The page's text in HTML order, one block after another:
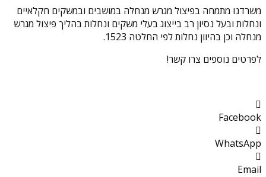
משרדנו מתמחה בפיצול מגרש מנחלה במושבים ובמשקים חקלאיים
ונחלות ובעל נסיון רב בייצוג בעלי משקים ונחלות בהליך פיצול מגרש
מנחלה וכן בהיוון נחלות לפי החלטה 1523.
לפרטים נוספים צרו קשר!
Facebook
WhatsApp
Email